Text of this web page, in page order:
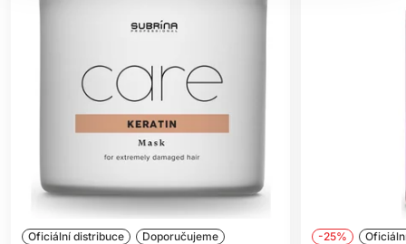
Oficiální distribuce Doporučujeme -25%